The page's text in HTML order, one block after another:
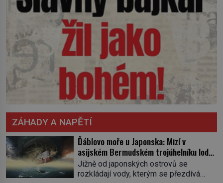
ZÁHADY A NAPĚTÍ
Ďáblovo moře u Japonska: Mizí v
asijském Bermudském trojúhelníku lodě
ve spárech neznámé síly?
Jižně od japonských ostrovů se
rozkládají vody, kterým se přezdívá